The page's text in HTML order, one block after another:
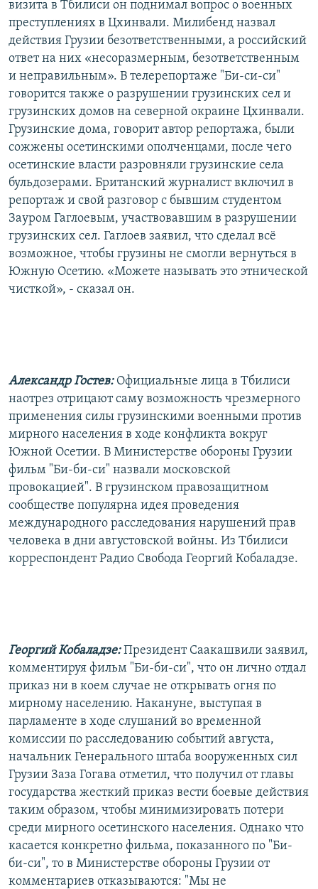
визита в Тбилиси он поднимал вопрос о военных
преступлениях в Цхинвали. Милибенд назвал
действия Грузии безответственными, а российский
ответ на них «несоразмерным, безответственным
и неправильным». В телерепортаже "Би-си-си"
говорится также о разрушении грузинских сел и
грузинских домов на северной окраине Цхинвали.
Грузинские дома, говорит автор репортажа, были
сожжены осетинскими ополченцами, после чего
осетинские власти разровняли грузинские села
бульдозерами. Британский журналист включил в
репортаж и свой разговор с бывшим студентом
Зауром Гаглоевым, участвовавшим в разрушении
грузинских сел. Гаглоев заявил, что сделал всё
возможное, чтобы грузины не смогли вернуться в
Южную Осетию. «Можете называть это этнической
чисткой», - сказал он.
Александр Гостев: Официальные лица в Тбилиси
наотрез отрицают саму возможность чрезмерного
применения силы грузинскими военными против
мирного населения в ходе конфликта вокруг
Южной Осетии. В Министерстве обороны Грузии
фильм "Би-би-си" назвали московской
провокацией". В грузинском правозащитном
сообществе популярна идея проведения
международного расследования нарушений прав
человека в дни августовской войны. Из Тбилиси
корреспондент Радио Свобода Георгий Кобаладзе.
Георгий Кобаладзе:Президент Саакашвили заявил,
комментируя фильм "Би-би-си", что он лично отдал
приказ ни в коем случае не открывать огня по
мирному населению. Накануне, выступая в
парламенте в ходе слушаний во временной
комиссии по расследованию событий августа,
начальник Генерального штаба вооруженных сил
Грузии Заза Гогава отметил, что получил от главы
государства жесткий приказ вести боевые действия
таким образом, чтобы минимизировать потери
среди мирного осетинского населения. Однако что
касается конкретно фильма, показанного по "Би-
би-си", то в Министерстве обороны Грузии от
комментариев отказываются: "Мы не